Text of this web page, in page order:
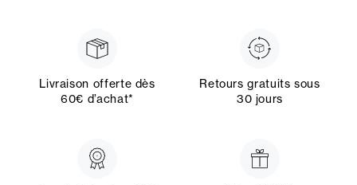
Livraison offerte dès
60€ d’achat*
Retours gratuits sous
30 jours